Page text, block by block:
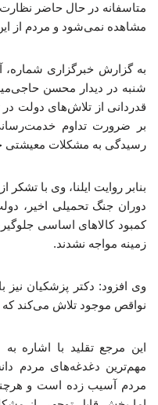
متاسفانه در حال حاضر نظارت
مشاهده نمی‌شود و مردم از
به گزارش خبرگزاری شماره،
شنبه در دیدار محسن
قدردانی از تلاش‌های دولت
بر ضرورت تداوم
رسیدگی به مشکلات معیشتی
بنابر روایت ایلنا، وی با
دوران جنگ تحمیلی اخیر،
کمبود کالاهای اساسی
زمینه مواجه نشدند.
وی افزود: دکتر پزشکیان
نواقص موجود تلاش می‌کند که
این مرجع تقلید با اشاره
مهم‌ترین دغدغه‌های مردم
مردم آسیب زده است و